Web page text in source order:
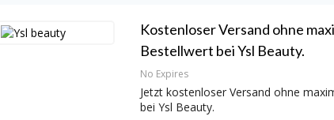
Kostenloser Versand ohne
Bestellwert bei Ysl Beauty.
No Expires
Jetzt kostenloser Versand ohne
bei Ysl Beauty.